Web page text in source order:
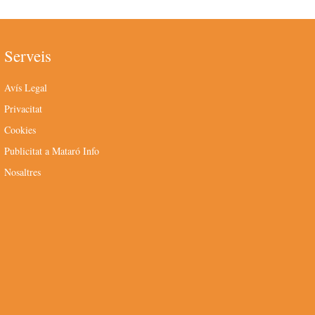
Serveis
Avís Legal
Privacitat
Cookies
Publicitat a Mataró Info
Nosaltres